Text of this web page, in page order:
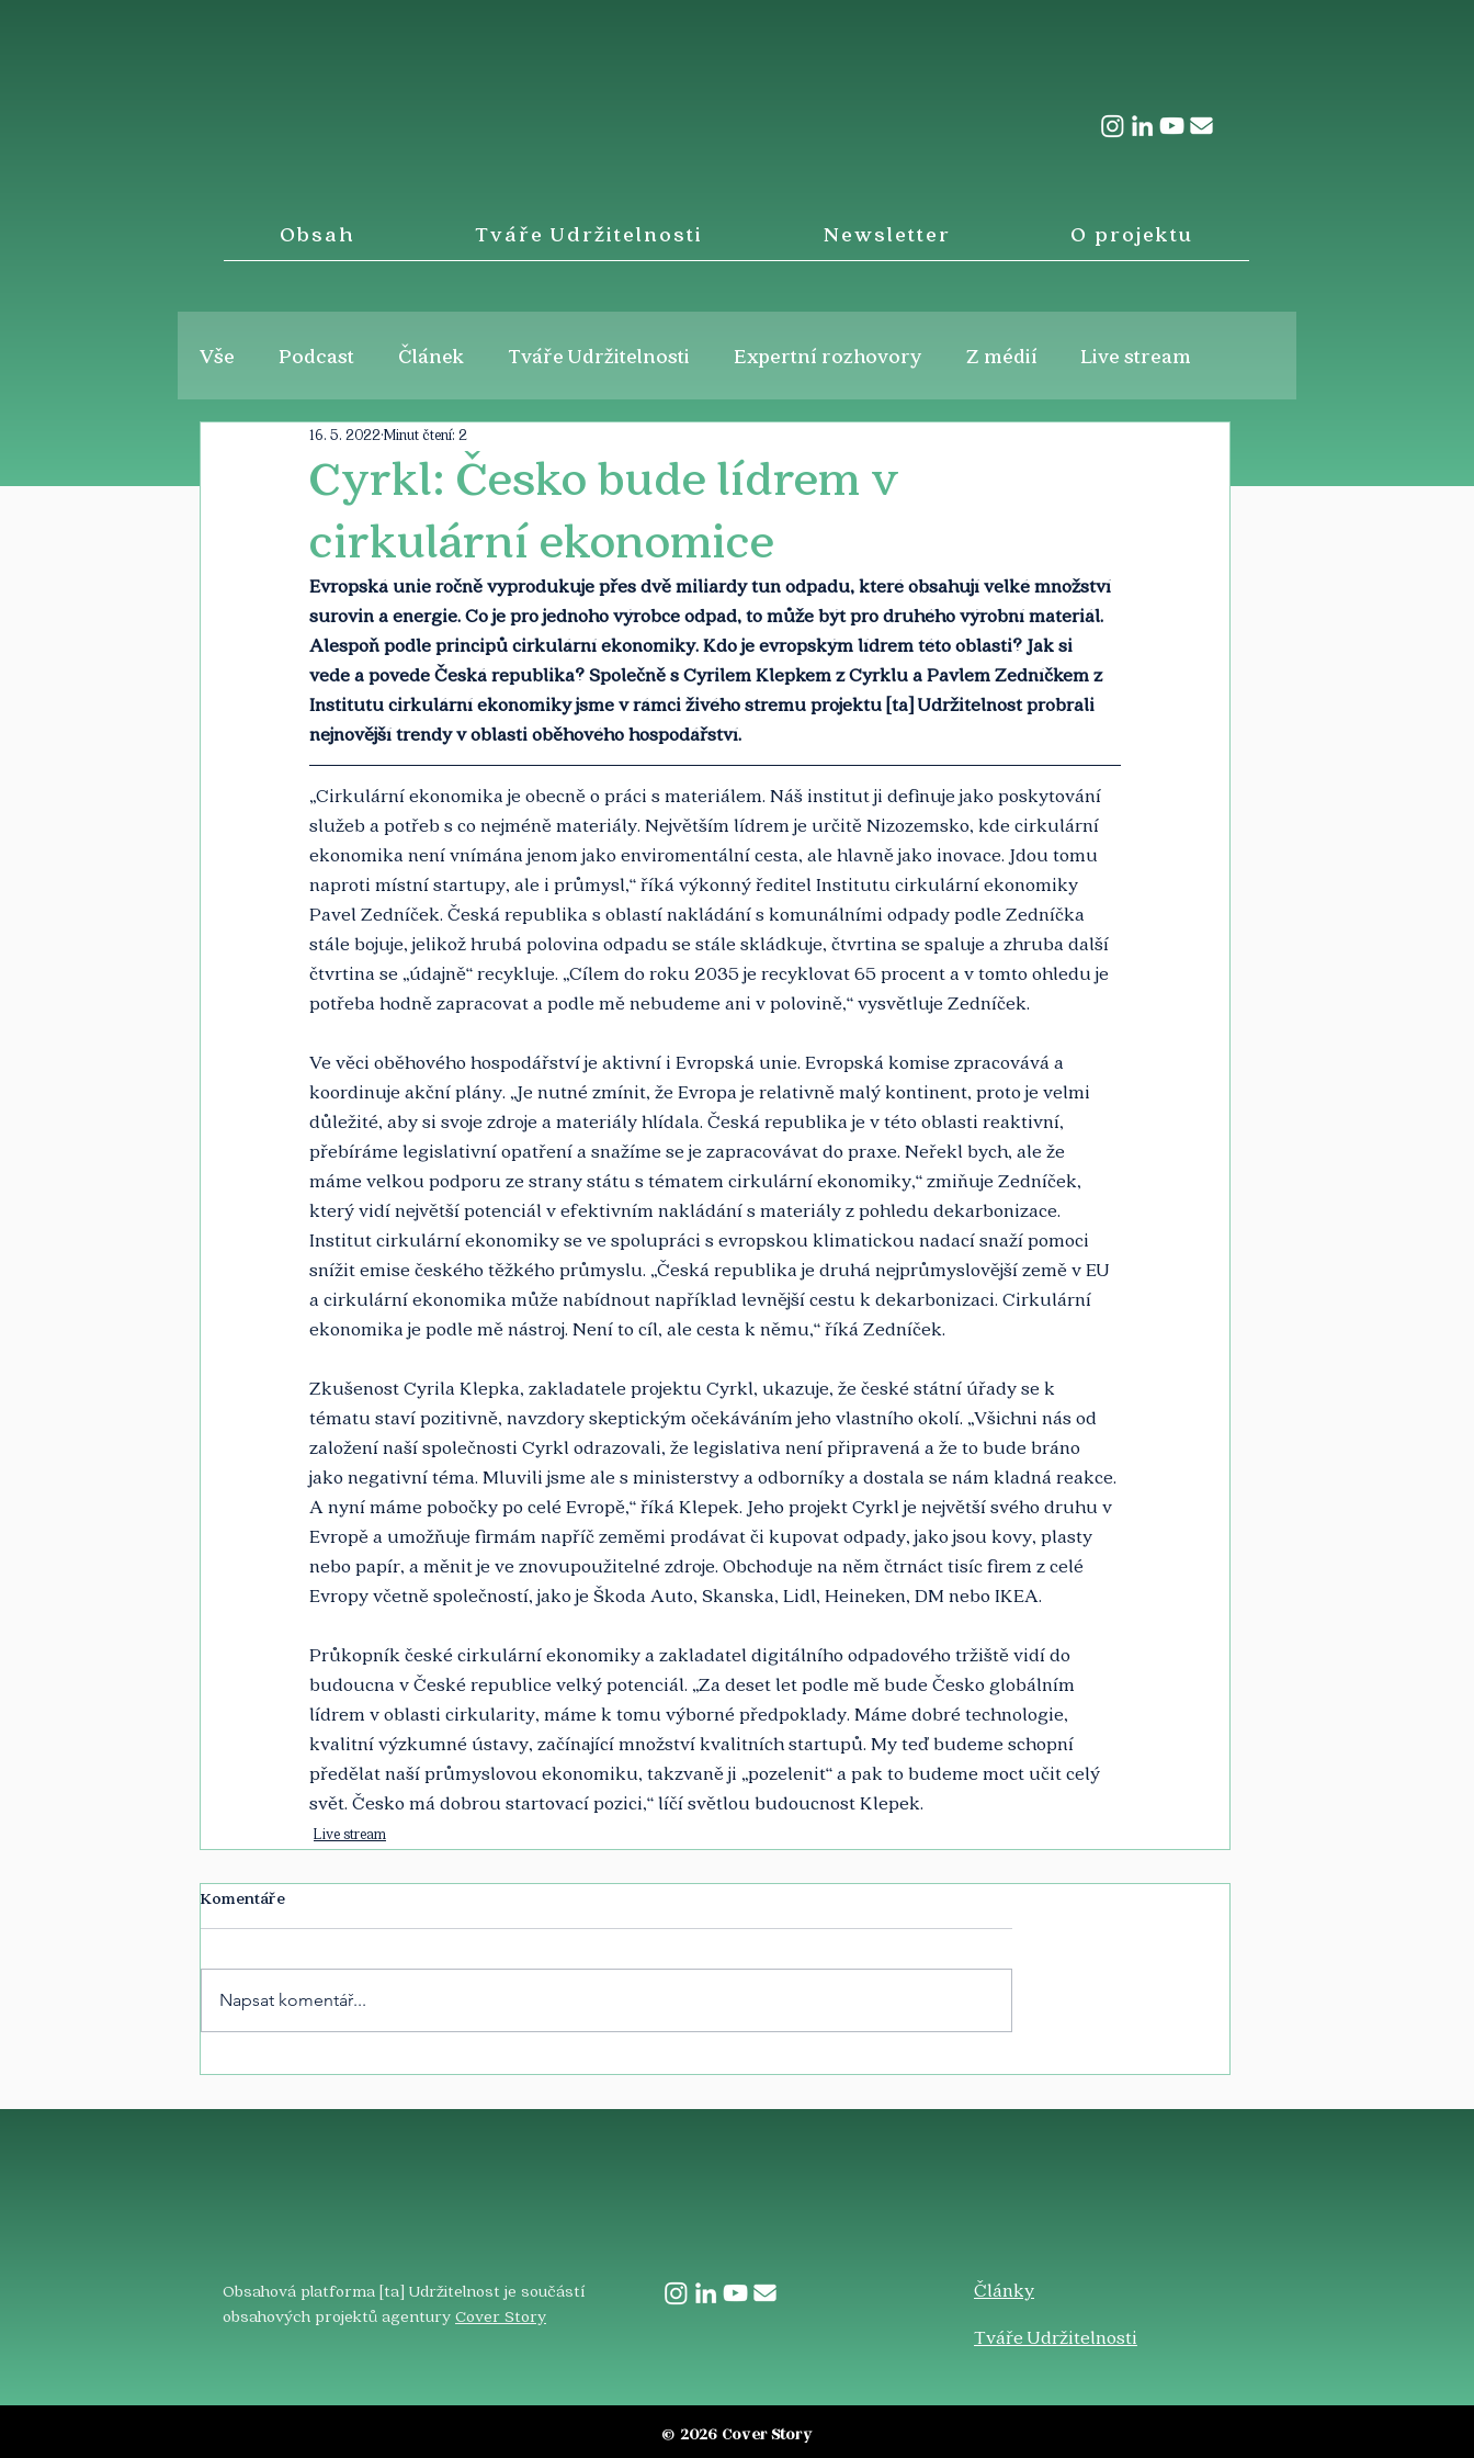
Obsah Tváře Udržitelnosti Newsletter O projektu
Vše Podcast Článek Tváře Udržitelnosti Expertní rozhovory Z médií Live stream
Cyrkl: Česko bude lídrem v
cirkulární ekonomice
16. 5. 2022Minut čtení: 2
Evropská unie ročně vyprodukuje přes dvě miliardy tun odpadu, které obsahují velké množství
surovin a energie. Co je pro jednoho výrobce odpad, to může být pro druhého výrobní materiál.
Alespoň podle principů cirkulární ekonomiky. Kdo je evropským lídrem této oblasti? Jak si
vede a povede Česká republika? Společně s Cyrilem Klepkem z Cyrklu a Pavlem Zedníčkem z
Institutu cirkulární ekonomiky jsme v rámci živého stremu projektu [ta] Udržitelnost probrali
nejnovější trendy v oblasti oběhového hospodářství.
„Cirkulární ekonomika je obecně o práci s materiálem. Náš institut ji definuje jako poskytování
služeb a potřeb s co nejméně materiály. Největším lídrem je určitě Nizozemsko, kde cirkulární
ekonomika není vnímána jenom jako enviromentální cesta, ale hlavně jako inovace. Jdou tomu
naproti místní startupy, ale i průmysl,“ říká výkonný ředitel Institutu cirkulární ekonomiky
Pavel Zedníček. Česká republika s oblastí nakládání s komunálními odpady podle Zedníčka
stále bojuje, jelikož hrubá polovina odpadu se stále skládkuje, čtvrtina se spaluje a zhruba další
čtvrtina se „údajně“ recykluje. „Cílem do roku 2035 je recyklovat 65 procent a v tomto ohledu je
potřeba hodně zapracovat a podle mě nebudeme ani v polovině,“ vysvětluje Zedníček.
Ve věci oběhového hospodářství je aktivní i Evropská unie. Evropská komise zpracovává a
koordinuje akční plány. „Je nutné zmínit, že Evropa je relativně malý kontinent, proto je velmi
důležité, aby si svoje zdroje a materiály hlídala. Česká republika je v této oblasti reaktivní,
přebíráme legislativní opatření a snažíme se je zapracovávat do praxe. Neřekl bych, ale že
máme velkou podporu ze strany státu s tématem cirkulární ekonomiky,“ zmiňuje Zedníček,
který vidí největší potenciál v efektivním nakládání s materiály z pohledu dekarbonizace.
Institut cirkulární ekonomiky se ve spolupráci s evropskou klimatickou nadací snaží pomoci
snížit emise českého těžkého průmyslu. „Česká republika je druhá nejprůmyslovější země v EU
a cirkulární ekonomika může nabídnout například levnější cestu k dekarbonizaci. Cirkulární
ekonomika je podle mě nástroj. Není to cíl, ale cesta k němu,“ říká Zedníček.
Zkušenost Cyrila Klepka, zakladatele projektu Cyrkl, ukazuje, že české státní úřady se k
tématu staví pozitivně, navzdory skeptickým očekáváním jeho vlastního okolí. „Všichni nás od
založení naší společnosti Cyrkl odrazovali, že legislativa není připravená a že to bude bráno
jako negativní téma. Mluvili jsme ale s ministerstvy a odborníky a dostala se nám kladná reakce.
A nyní máme pobočky po celé Evropě,“ říká Klepek. Jeho projekt Cyrkl je největší svého druhu v
Evropě a umožňuje firmám napříč zeměmi prodávat či kupovat odpady, jako jsou kovy, plasty
nebo papír, a měnit je ve znovupoužitelné zdroje. Obchoduje na něm čtrnáct tisíc firem z celé
Evropy včetně společností, jako je Škoda Auto, Skanska, Lidl, Heineken, DM nebo IKEA.
Průkopník české cirkulární ekonomiky a zakladatel digitálního odpadového tržiště vidí do
budoucna v České republice velký potenciál. „Za deset let podle mě bude Česko globálním
lídrem v oblasti cirkularity, máme k tomu výborné předpoklady. Máme dobré technologie,
kvalitní výzkumné ústavy, začínající množství kvalitních startupů. My teď budeme schopní
předělat naší průmyslovou ekonomiku, takzvaně ji „pozelenit“ a pak to budeme moct učit celý
svět. Česko má dobrou startovací pozici,“ líčí světlou budoucnost Klepek.
Live stream
Komentáře
Napsat komentář...
​Články
Tváře Udržitelnosti
Obsahová platforma [ta] Udržitelnost je součástí
obsahových projektů agentury Cover Story
© 2026 Cover Story